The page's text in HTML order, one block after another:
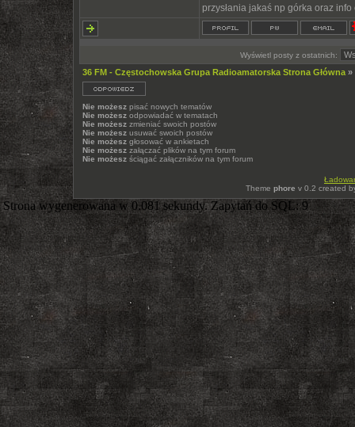
przysłania jakaś np górka oraz
Wyświetl posty z ostatnich:
36 FM - Częstochowska Grupa Radioamatorska Strona Główna »
Nie możesz pisać nowych tematów
Nie możesz odpowiadać w tematach
Nie możesz zmieniać swoich postów
Nie możesz usuwać swoich postów
Nie możesz głosować w ankietach
Nie możesz załączać plików na tym forum
Nie możesz ściągać załączników na tym forum
Theme phore v 0.2 created
Strona wygenerowana w 0.081 sekundy. Zapytań do SQL: 9